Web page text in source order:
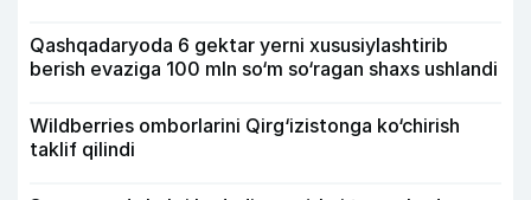
Qashqadaryoda 6 gektar yerni xususiylashtirib
berish evaziga 100 mln so‘m so‘ragan shaxs ushlandi
Wildberries omborlarini Qirg‘izistonga ko‘chirish
taklif qilindi